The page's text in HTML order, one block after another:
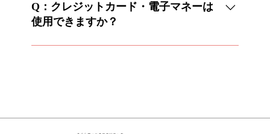
状のある方はご来院ください。
Q：クレジットカード・電子マネーは
使用できますか？
A：クレジットカードはご利用いただけます。